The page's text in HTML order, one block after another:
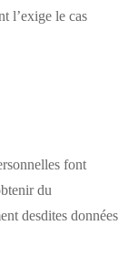
l’exige le cas
font
du
desdites données